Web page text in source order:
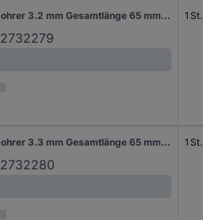
kwb 209632 HSS Spiralbohrer 3.2 mm Gesamtlänge 65 mm DIN 338 Zylinderschaft 1 St.
2732279
1 St.
kwb 209633 HSS Spiralbohrer 3.3 mm Gesamtlänge 65 mm DIN 338 Zylinderschaft 1 St.
2732280
1 St.